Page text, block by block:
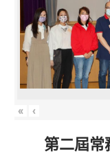
« ‹
第二屆